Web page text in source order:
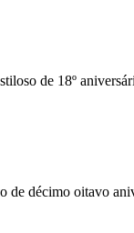
de 18º
de décimo oitavo